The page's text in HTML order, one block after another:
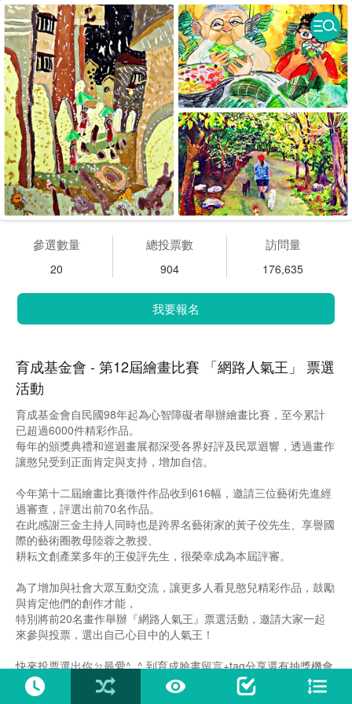
參選數量
20
總投票數
904
訪問量
176,635
我要報名
育成基金會 - 第12屆繪畫比賽 「網路人氣王」 票選
活動
育成基金會自民國98年起為心智障礙者舉辦繪畫比賽，至今累計
已超過6000件精彩作品。
每年的頒獎典禮和巡迴畫展都深受各界好評及民眾迴響，透過畫作
讓憨兒受到正面肯定與支持，增加自信。
今年第十二屆繪畫比賽徵件作品收到616幅，邀請三位藝術先進經
過審查，評選出前70名作品。
在此感謝三金主持人同時也是跨界名藝術家的黃子佼先生、享譽國
際的藝術圈教母陸蓉之教授、
耕耘文創產業多年的王俊評先生，很榮幸成為本屆評審。
為了增加與社會大眾互動交流，讓更多人看見憨兒精彩作品，鼓勵
與肯定他們的創作才能，
特別將前20名畫作舉辦『網路人氣王』票選活動，邀請大家一起
來參與投票，選出自己心目中的人氣王！
快來投票選出你ㄉ最愛^_^ 到育成臉書留言+tag分享還有抽獎機會
喔！